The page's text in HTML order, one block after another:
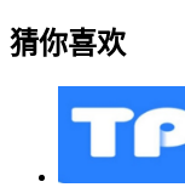
猜你喜欢